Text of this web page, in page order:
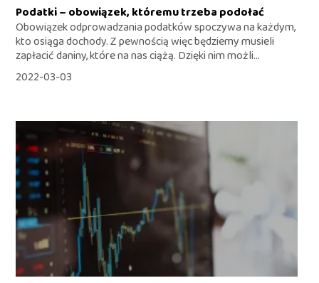
Podatki – obowiązek, któremu trzeba podołać
Obowiązek odprowadzania podatków spoczywa na każdym,
kto osiąga dochody. Z pewnością więc będziemy musieli
zapłacić daniny, które na nas ciążą. Dzięki nim możli...
2022-03-03